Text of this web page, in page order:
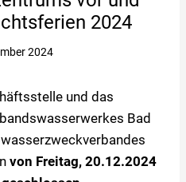
2024
2024
und das
Bad
von Freitag, 20.12.2024